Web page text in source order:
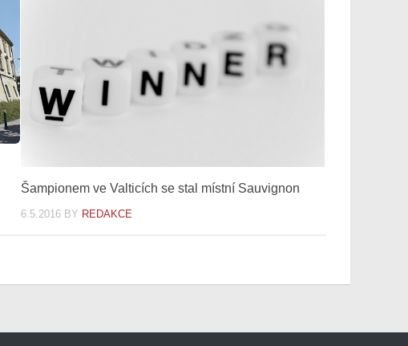
Šampionem ve Valticích se stal místní Sauvignon
6.5.2016 BY REDAKCE